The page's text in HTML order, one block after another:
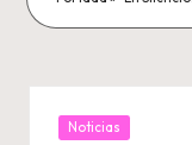
Publicada
Noticias